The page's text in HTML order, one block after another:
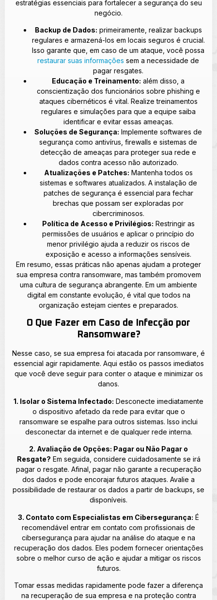
estratégias essenciais para fortalecer a segurança do seu
negócio.
Backup de Dados: primeiramente, realizar backups
regulares e armazená-los em locais seguros é crucial.
Isso garante que, em caso de um ataque, você possa
restaurar suas informações sem a necessidade de
pagar resgates.
Educação e Treinamento: além disso, a
conscientização dos funcionários sobre phishing e
ataques cibernéticos é vital. Realize treinamentos
regulares e simulações para que a equipe saiba
identificar e evitar essas ameaças.
Soluções de Segurança: Implemente softwares de
segurança como antivírus, firewalls e sistemas de
detecção de ameaças para proteger sua rede e
dados contra acesso não autorizado.
Atualizações e Patches: Mantenha todos os
sistemas e softwares atualizados. A instalação de
patches de segurança é essencial para fechar
brechas que possam ser exploradas por
cibercriminosos.
Política de Acesso e Privilégios: Restringir as
permissões de usuários e aplicar o princípio do
menor privilégio ajuda a reduzir os riscos de
exposição e acesso a informações sensíveis.
Em resumo, essas práticas não apenas ajudam a proteger
sua empresa contra ransomware, mas também promovem
uma cultura de segurança abrangente. Em um ambiente
digital em constante evolução, é vital que todos na
organização estejam cientes e preparados.
O Que Fazer em Caso de Infecção por
Ransomware?
Nesse caso, se sua empresa foi atacada por ransomware, é
essencial agir rapidamente. Aqui estão os passos imediatos
que você deve seguir para conter o ataque e minimizar os
danos.
1. Isolar o Sistema Infectado: Desconecte imediatamente
o dispositivo afetado da rede para evitar que o
ransomware se espalhe para outros sistemas. Isso inclui
desconectar da internet e de qualquer rede interna.
2. Avaliação de Opções: Pagar ou Não Pagar o
Resgate? Em seguida, considere cuidadosamente se irá
pagar o resgate. Afinal, pagar não garante a recuperação
dos dados e pode encorajar futuros ataques. Avalie a
possibilidade de restaurar os dados a partir de backups, se
disponíveis.
3. Contato com Especialistas em Cibersegurança: É
recomendável entrar em contato com profissionais de
cibersegurança para ajudar na análise do ataque e na
recuperação dos dados. Eles podem fornecer orientações
sobre o melhor curso de ação e ajudar a mitigar os riscos
futuros.
Tomar essas medidas rapidamente pode fazer a diferença
na recuperação de sua empresa e na proteção contra